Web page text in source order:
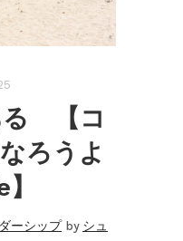
る 【コ
ろうよ
ーシップ by シュ